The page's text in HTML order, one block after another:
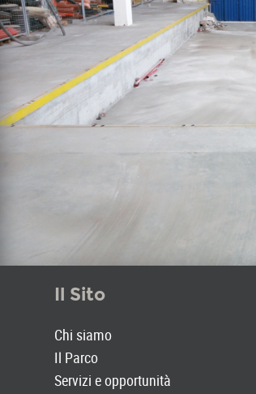
Il Sito
Chi siamo
Il Parco
Servizi e opportunità